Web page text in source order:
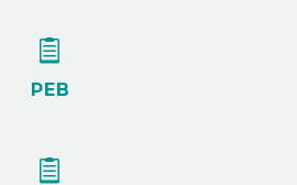


PEB

